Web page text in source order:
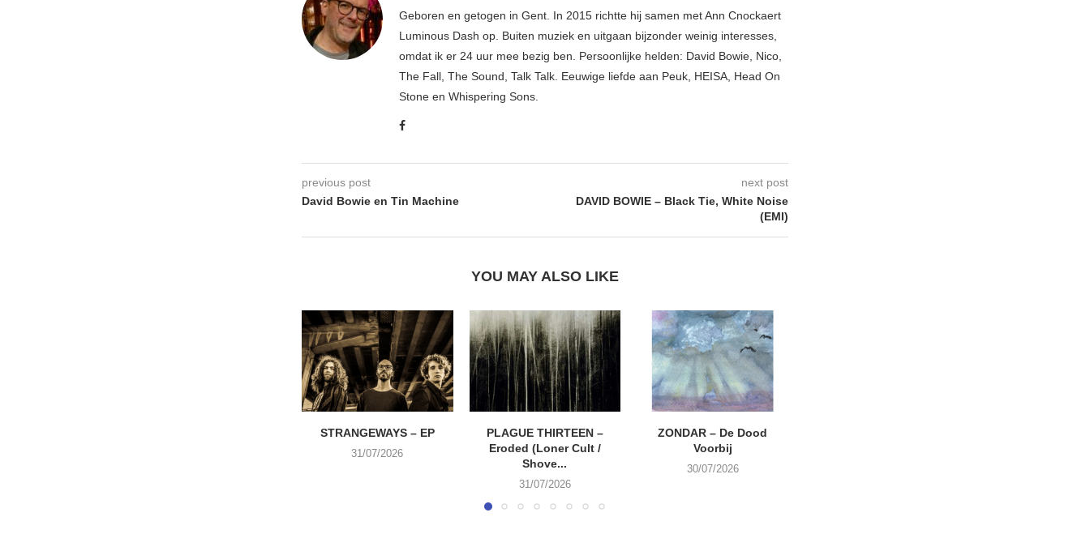
Geboren en getogen in Gent. In 2015 richtte hij samen met Ann Cnockaert
Luminous Dash op. Buiten muziek en uitgaan bijzonder weinig interesses,
omdat ik er 24 uur mee bezig ben. Persoonlijke helden: David Bowie, Nico,
The Fall, The Sound, Talk Talk. Eeuwige liefde aan Peuk, HEISA, Head On
Stone en Whispering Sons.
previous post
David Bowie en Tin Machine
next post
DAVID BOWIE – Black Tie, White Noise
(EMI)
YOU MAY ALSO LIKE
STRANGEWAYS – EP
31/07/2026
PLAGUE THIRTEEN –
Eroded (Loner Cult /
Shove...
31/07/2026
ZONDAR – De Dood
Voorbij
30/07/2026